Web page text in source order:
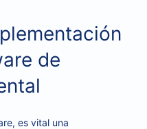
de
es vital una